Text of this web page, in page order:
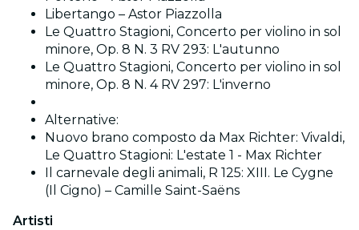
Libertango – Astor Piazzolla
Le Quattro Stagioni, Concerto per violino in sol
minore, Op. 8 N. 3 RV 293: L'autunno
Le Quattro Stagioni, Concerto per violino in sol
minore, Op. 8 N. 4 RV 297: L'inverno
Alternative:
Nuovo brano composto da Max Richter: Vivaldi,
Le Quattro Stagioni: L'estate 1 - Max Richter
Il carnevale degli animali, R 125: XIII. Le Cygne
(Il Cigno) – Camille Saint-Saëns
Artisti